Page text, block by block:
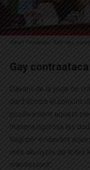
Albert Fernández Saltiveri,
Gay contraataca
Davant de la pluja de
dard contra el conjunt
positivament aquest
manera rigorosa les
Vagi per endavant
més allunyats de totes
manifestant”.